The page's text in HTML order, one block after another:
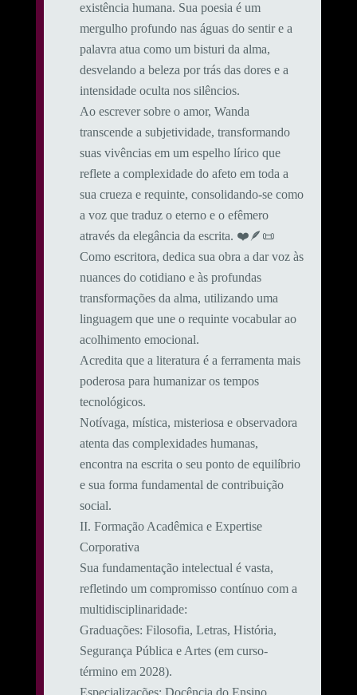
existência humana. Sua poesia é um
mergulho profundo nas águas do sentir e a
palavra atua como um bisturi da alma,
desvelando a beleza por trás das dores e a
intensidade oculta nos silêncios.
Ao escrever sobre o amor, Wanda
transcende a subjetividade, transformando
suas vivências em um espelho lírico que
reflete a complexidade do afeto em toda a
sua crueza e requinte, consolidando-se como
a voz que traduz o eterno e o efêmero
através da elegância da escrita. ❤️🪶📜
Como escritora, dedica sua obra a dar voz às
nuances do cotidiano e às profundas
transformações da alma, utilizando uma
linguagem que une o requinte vocabular ao
acolhimento emocional.
​Acredita que a literatura é a ferramenta mais
poderosa para humanizar os tempos
tecnológicos.
Notívaga, mística, misteriosa e observadora
atenta das complexidades humanas,
encontra na escrita o seu ponto de equilíbrio
e sua forma fundamental de contribuição
social.
​II. Formação Acadêmica e Expertise
Corporativa
​Sua fundamentação intelectual é vasta,
refletindo um compromisso contínuo com a
multidisciplinaridade:
​Graduações: Filosofia, Letras, História,
Segurança Pública e Artes (em curso-
término em 2028).